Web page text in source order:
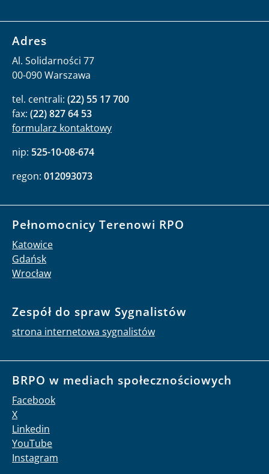
Adres
Al. Solidarności 77
00-090 Warszawa
tel. centrali: (22) 55 17 700
fax: (22) 827 64 53
formularz kontaktowy
nip: 525-10-08-674
regon: 012093073
Pełnomocnicy Terenowi RPO
Katowice
Gdańsk
Wrocław
Zespół do spraw Sygnalistów
strona internetowa sygnalistów
BRPO w mediach społecznościowych
Facebook
X
Linkedin
YouTube
Instagram